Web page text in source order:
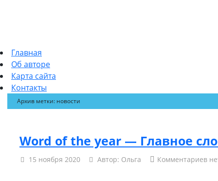
Главная
Об авторе
Карта сайта
Контакты
Архив метки: новости
Word of the year — Главное
15 ноября 2020 Автор: Ольга Комментариев